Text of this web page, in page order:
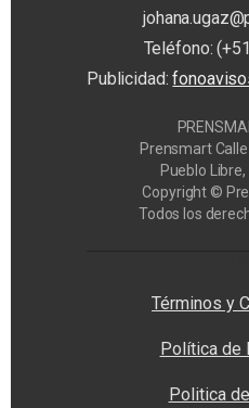
Teléfono:
Publicidad:
Prensmart
Pueblo
Copyright ©
Todos los
Términos y
Política de
Politica